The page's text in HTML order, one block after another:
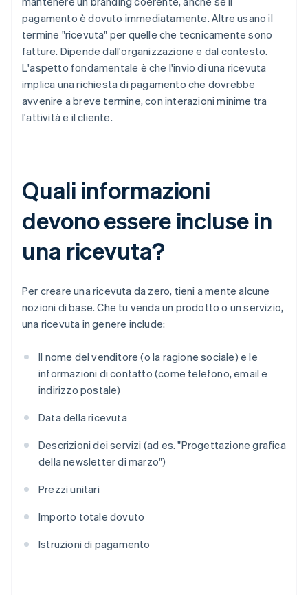
pagamento è dovuto immediatamente. Altre usano il
termine "ricevuta" per quelle che tecnicamente sono
fatture. Dipende dall'organizzazione e dal contesto.
L'aspetto fondamentale è che l'invio di una ricevuta
implica una richiesta di pagamento che dovrebbe
avvenire a breve termine, con interazioni minime tra
l'attività e il cliente.
Quali informazioni
devono essere incluse in
una ricevuta?
Per creare una ricevuta da zero, tieni a mente alcune
nozioni di base. Che tu venda un prodotto o un servizio,
una ricevuta in genere include:
Il nome del venditore (o la ragione sociale) e le
informazioni di contatto (come telefono, email e
indirizzo postale)
Data della ricevuta
Descrizioni dei servizi (ad es. "Progettazione grafica
della newsletter di marzo")
Prezzi unitari
Importo totale dovuto
Istruzioni di pagamento